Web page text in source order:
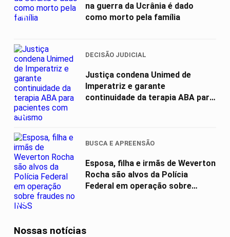
02
na guerra da Ucrânia é dado
como morto pela família
03
DECISÃO JUDICIAL
Justiça condena Unimed de
Imperatriz e garante
continuidade da terapia ABA para
04
BUSCA E APREENSÃO
Esposa, filha e irmãs de Weverton
Rocha são alvos da Polícia
Federal em operação sobre
Nossas notícias